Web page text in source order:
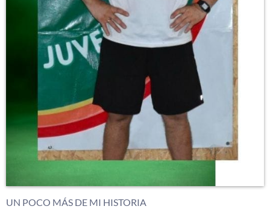
UN POCO MÁS DE MI HISTORIA